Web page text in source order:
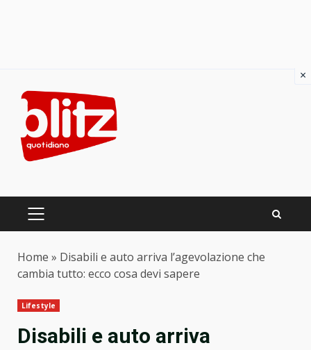
content
PRIMARY
Home » Disabili e auto arriva l’agevolazione che
cambia tutto: ecco cosa devi sapere
Lifestyle
Disabili e auto arriva
×